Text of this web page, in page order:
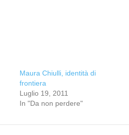
Maura Chiulli, identità di
frontiera
Luglio 19, 2011
In "Da non perdere"